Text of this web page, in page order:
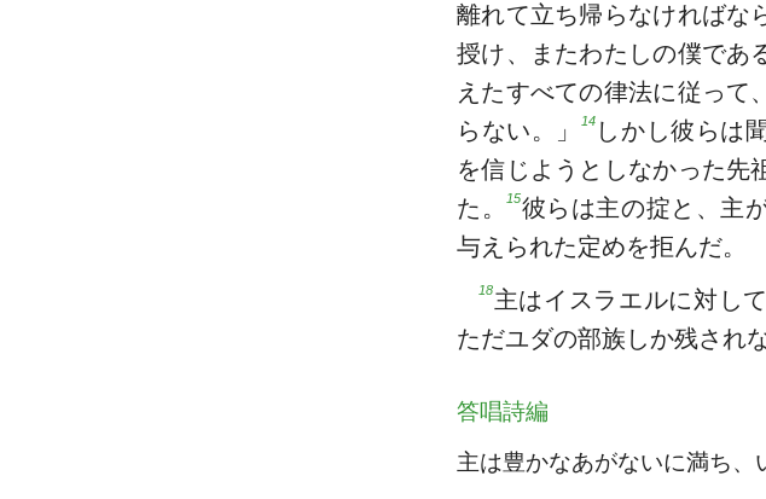
離れて立ち帰らなければな
授け、またわたしの僕であ
えたすべての律法に従って
らない。」
14しかし彼らは
を信じようとしなかった先
た。15彼らは主の掟と、主
与えられた定めを拒んだ。
18主はイスラエルに対し
ただユダの部族しか残され
答唱詩編
主は豊かなあがないに満ち、